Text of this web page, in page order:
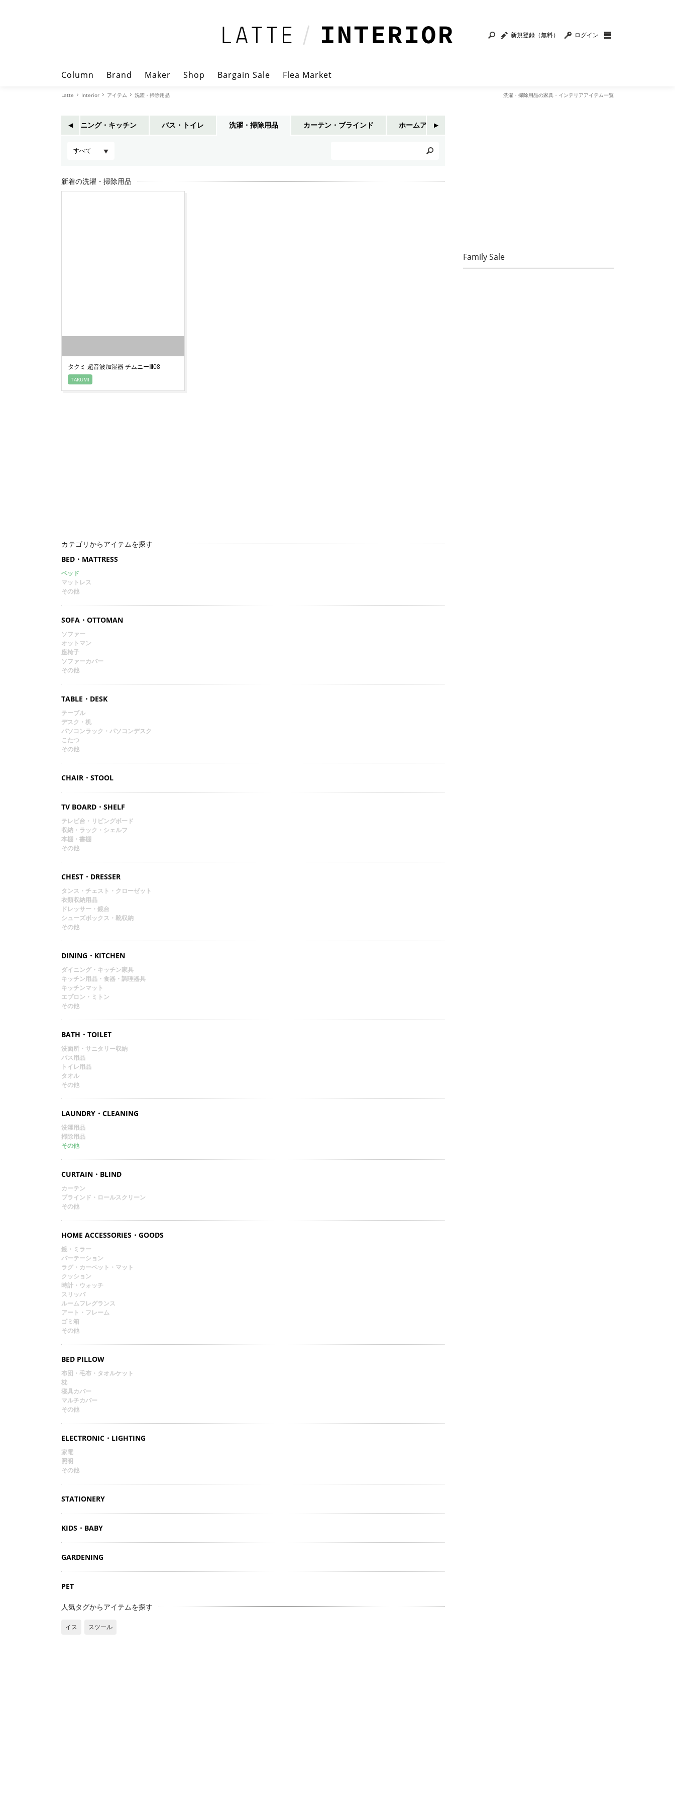
新規登録（無料） ログイン
Column Brand Maker Shop Bargain Sale Flea Market
Latte Interior アイテム 洗濯・掃除用品 洗濯・掃除用品の家具・インテリアアイテム一覧
◀︎
ダイニング・キッチン バス・トイレ 洗濯・掃除用品 カーテン・ブラインド ホームアクセサリー・インテリア雑貨
▶︎
新着の洗濯・掃除用品
タクミ 超音波加湿器 チムニーⅢ08
TAKUMI
カテゴリからアイテムを探す
BED・MATTRESS
ベッド
マットレス
その他
SOFA・OTTOMAN
ソファー
オットマン
座椅子
ソファーカバー
その他
TABLE・DESK
テーブル
デスク・机
パソコンラック・パソコンデスク
こたつ
その他
CHAIR・STOOL
TV BOARD・SHELF
テレビ台・リビングボード
収納・ラック・シェルフ
本棚・書棚
その他
CHEST・DRESSER
タンス・チェスト・クローゼット
衣類収納用品
ドレッサー・鏡台
シューズボックス・靴収納
その他
DINING・KITCHEN
ダイニング・キッチン家具
キッチン用品・食器・調理器具
キッチンマット
エプロン・ミトン
その他
BATH・TOILET
洗面所・サニタリー収納
バス用品
トイレ用品
タオル
その他
LAUNDRY・CLEANING
洗濯用品
掃除用品
その他
CURTAIN・BLIND
カーテン
ブラインド・ロールスクリーン
その他
HOME ACCESSORIES・GOODS
鏡・ミラー
パーテーション
ラグ・カーペット・マット
クッション
時計・ウォッチ
スリッパ
ルームフレグランス
アート・フレーム
ゴミ箱
その他
BED PILLOW
布団・毛布・タオルケット
枕
寝具カバー
マルチカバー
その他
ELECTRONIC・LIGHTING
家電
照明
その他
STATIONERY
KIDS・BABY
GARDENING
PET
人気タグからアイテムを探す
イス スツール
Family Sale